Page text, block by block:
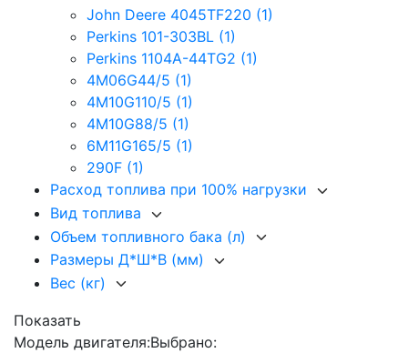
John Deere 4045TF220 (1)
Perkins 101-303BL (1)
Perkins 1104A-44TG2 (1)
4M06G44/5 (1)
4M10G110/5 (1)
4M10G88/5 (1)
6M11G165/5 (1)
290F (1)
Расход топлива при 100% нагрузки
Вид топлива
Объем топливного бака (л)
Размеры Д*Ш*В (мм)
Вес (кг)
Показать
Модель двигателя:Выбрано: